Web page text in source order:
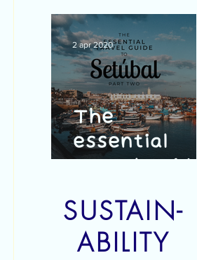
The
essential
travel guide
part 2
2 apr 2020
SUSTAIN-
ABILITY